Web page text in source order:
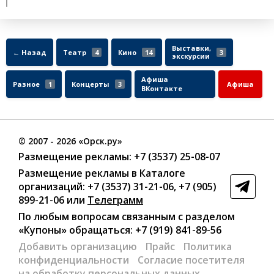
← Назад Театр 4 Кино 14
Выставки,
экскурсии
3
Разное 1 Концерты 3
Афиша
ВКонтакте
Афиша
© 2007 - 2026 «Орск.ру»
Размещение рекламы: +7 (3537) 25-08-07
Размещение рекламы в Каталоге
организаций: +7 (3537) 31-21-06, +7 (905)
899-21-06 или Телеграмм
По любым вопросам связанным с разделом
«Купоны» обращаться: +7 (919) 841-89-56
Добавить организацию
Прайс
Политика
конфиденциальности
Согласие посетителя